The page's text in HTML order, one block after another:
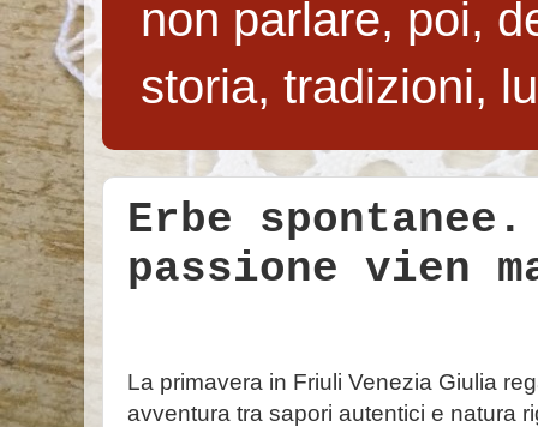
non parlare, poi,
storia, tradizioni,
Erbe
passione vien
La primavera in Friuli Venezia Giulia
avventura tra sapori autentici e natura